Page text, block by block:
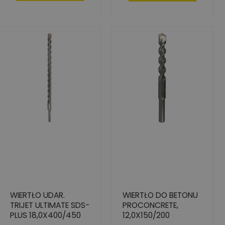
WIERTŁO UDAR.
TRIJET ULTIMATE SDS-
PLUS 18,0X400/450
WIERTŁO DO BETONU
PROCONCRETE,
12,0X150/200